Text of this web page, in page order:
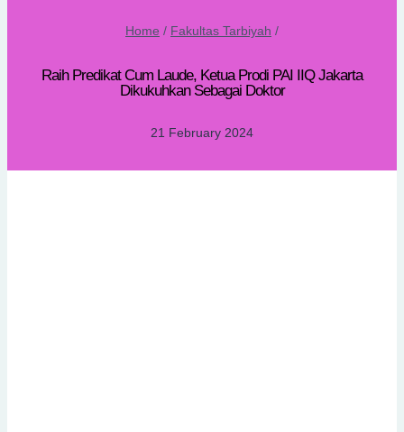
Home / Fakultas Tarbiyah /
Raih Predikat Cum Laude, Ketua Prodi PAI IIQ Jakarta
Dikukuhkan Sebagai Doktor
21 February 2024